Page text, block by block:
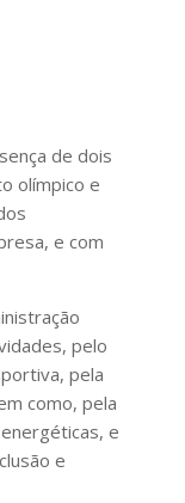
de dois
olímpico e
e com
pelo
pela
como, pela
e
e